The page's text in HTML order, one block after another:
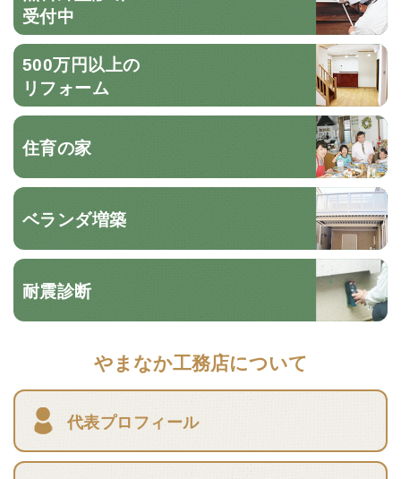
受付中
500万円以上の
リフォーム
住育の家
ベランダ増築
耐震診断
やまなか工務店について
代表プロフィール